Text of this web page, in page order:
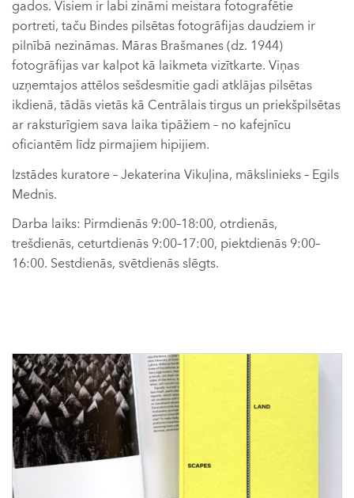
gados. Visiem ir labi zināmi meistara fotografētie
portreti, taču Bindes pilsētas fotogrāfijas daudziem ir
pilnībā nezināmas. Māras Brašmanes (dz. 1944)
fotogrāfijas var kalpot kā laikmeta vizītkarte. Viņas
uzņemtajos attēlos sešdesmitie gadi atklājas pilsētas
ikdienā, tādās vietās kā Centrālais tirgus un priekšpilsētas
ar raksturīgiem sava laika tipāžiem – no kafejnīcu
oficiantēm līdz pirmajiem hipijiem.
Izstādes kuratore – Jekaterina Vikuļina, mākslinieks – Egils
Mednis.
Darba laiks: Pirmdienās 9:00–18:00, otrdienās,
trešdienās, ceturtdienās 9:00–17:00, piektdienās 9:00–
16:00. Sestdienās, svētdienās slēgts.